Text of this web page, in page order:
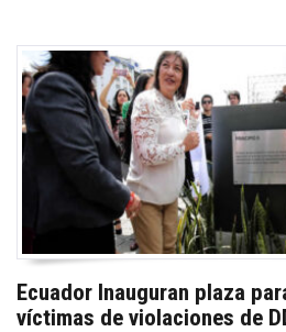
Ecuador Inauguran plaza
víctimas de violaciones de